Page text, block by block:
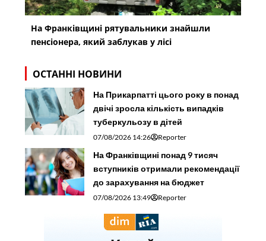
На Франківщині рятувальники знайшли
пенсіонера, який заблукав у лісі
ОСТАННІ НОВИНИ
На Прикарпатті цього року в понад
двічі зросла кількість випадків
туберкульозу в дітей
07/08/2026 14:26 Reporter
На Франківщині понад 9 тисяч
вступників отримали рекомендації
до зарахування на бюджет
07/08/2026 13:49 Reporter